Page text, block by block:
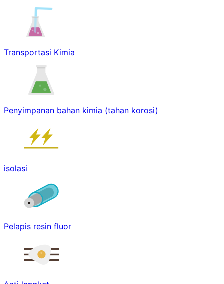
Transportasi Kimia
Penyimpanan bahan kimia (tahan korosi)
isolasi
Pelapis resin fluor